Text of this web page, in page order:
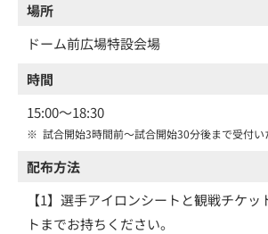
場所
ドーム前広場特設会場
時間
15:00～18:30
※ 試合開始3時間前～試合開始30分後まで受付い
配布方法
【1】選手アイロンシートと観戦チケ
トまでお持ちください。